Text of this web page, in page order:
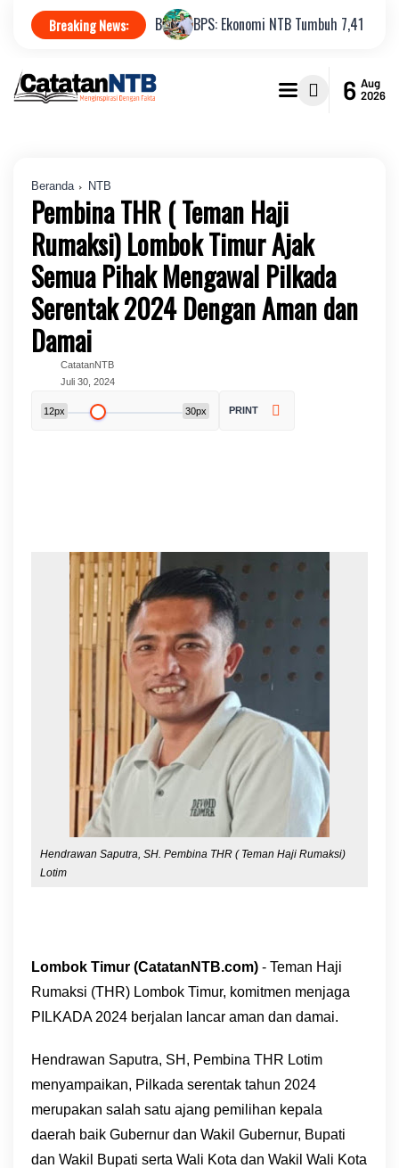
Breaking News:
NTB BPS: Ekonomi NTB Tumbuh 7,41 Persen, Tertinggi
6 Aug
2026
Beranda NTB
Pembina THR ( Teman Haji
Rumaksi) Lombok Timur Ajak
Semua Pihak Mengawal Pilkada
Serentak 2024 Dengan Aman dan
Damai
CatatanNTB
Juli 30, 2024
12px 30px PRINT
Hendrawan Saputra, SH. Pembina THR ( Teman Haji Rumaksi)
Lotim
Lombok Timur (CatatanNTB.com) - Teman Haji
Rumaksi (THR) Lombok Timur, komitmen menjaga
PILKADA 2024 berjalan lancar aman dan damai.
Hendrawan Saputra, SH, Pembina THR Lotim
menyampaikan, Pilkada serentak tahun 2024
merupakan salah satu ajang pemilihan kepala
daerah baik Gubernur dan Wakil Gubernur, Bupati
dan Wakil Bupati serta Wali Kota dan Wakil Wali Kota